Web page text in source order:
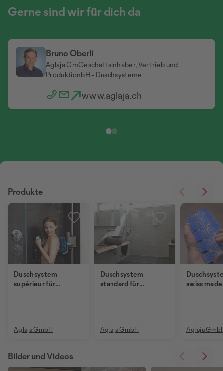
Gerne sind wir für dich da
Bruno Oberli
Aglaja GmGeschäftsinhaber, Vertrieb und
ProduktionbH - Duschsysteme
www.aglaja.ch
Jeannine Wäckerlin
www.aglaja.ch
Duschsystem
supérieur für
Aglaja GmbH
Duschsystem
standard für
Aglaja GmbH
swiss made
Aglaja
Produkte
Bilder und Videos